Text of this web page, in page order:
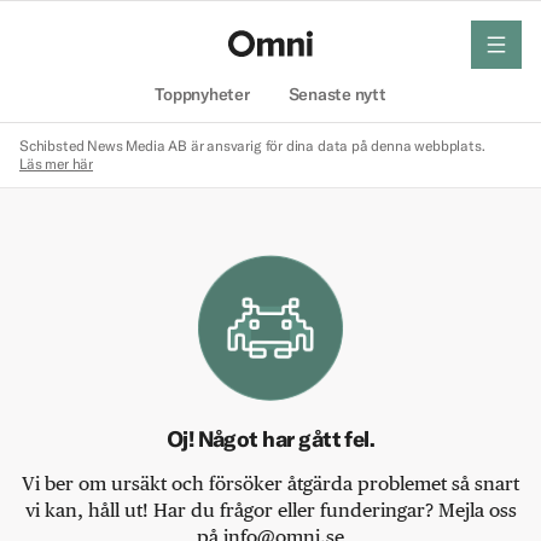
Toppnyheter Senaste nytt
meny
Schibsted News Media AB är ansvarig för dina data på denna webbplats.
Läs mer här
Oj! Något har gått fel.
Vi ber om ursäkt och försöker åtgärda problemet så snart
vi kan, håll ut! Har du frågor eller funderingar? Mejla oss